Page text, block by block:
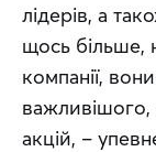
лідерів, а
щось більше,
компанії,
важливішого,
акцій, –